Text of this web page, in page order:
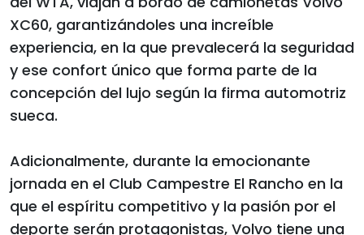
XC60, garantizándoles una increíble
experiencia, en la que prevalecerá la seguridad
y ese confort único que forma parte de la
concepción del lujo según la firma automotriz
sueca.
Adicionalmente, durante la emocionante
jornada en el Club Campestre El Rancho en la
que el espíritu competitivo y la pasión por el
deporte serán protagonistas, Volvo tiene una